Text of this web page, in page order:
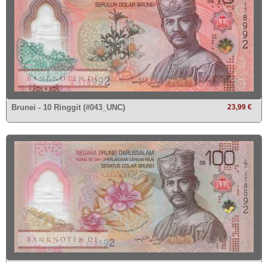
23,99 €
Brunei - 10 Ringgit (#043_UNC)